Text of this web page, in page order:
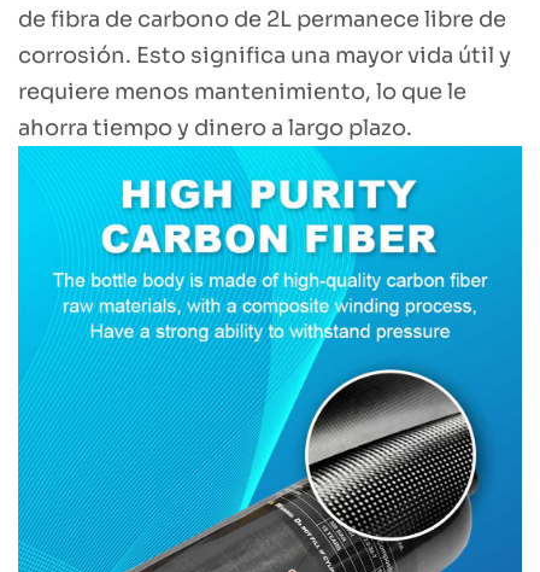
de fibra de carbono de 2L permanece libre de
corrosión. Esto significa una mayor vida útil y
requiere menos mantenimiento, lo que le
ahorra tiempo y dinero a largo plazo.